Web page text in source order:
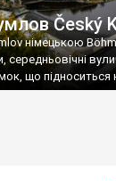
Český
німецькою
середньовічні
що підноситься